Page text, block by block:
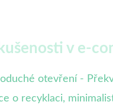
v e-
otevření -
o recyklaci,